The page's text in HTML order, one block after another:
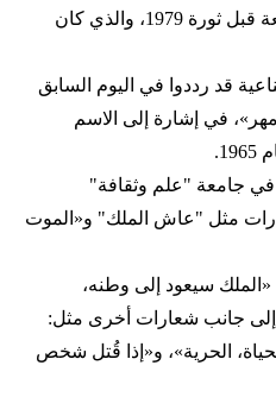
إشارة إلى الاسم السابق للجامعة قبل ثورة 1979، والذي كان
قد رددوا في اليوم السابق
في إشارة إلى الاسم
في جامعة "علم وثقافة"
مثل "عاش الملك" و«الموت
سيعود إلى وطنه،
جانب شعارات أخرى مثل:
الحرية»، و«إذا قُتل شخص